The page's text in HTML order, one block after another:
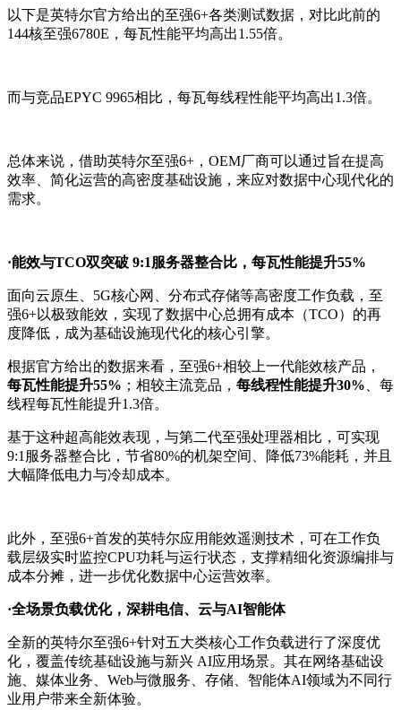
以下是英特尔官方给出的至强6+各类测试数据，对比此前的
144核至强6780E，每瓦性能平均高出1.55倍。
而与竞品EPYC 9965相比，每瓦每线程性能平均高出1.3倍。
总体来说，借助英特尔至强6+，OEM厂商可以通过旨在提高
效率、简化运营的高密度基础设施，来应对数据中心现代化的
需求。
·能效与TCO双突破 9:1服务器整合比，每瓦性能提升55%
面向云原生、5G核心网、分布式存储等高密度工作负载，至
强6+以极致能效，实现了数据中心总拥有成本（TCO）的再
度降低，成为基础设施现代化的核心引擎。
根据官方给出的数据来看，至强6+相较上一代能效核产品，
每瓦性能提升55% ；相较主流竞品， 每线程性能提升30% 、每
线程每瓦性能提升1.3倍。
基于这种超高能效表现，与第二代至强处理器相比，可实现
9:1服务器整合比，节省80%的机架空间、降低73%能耗，并且
大幅降低电力与冷却成本。
此外，至强6+首发的英特尔应用能效遥测技术，可在工作负
载层级实时监控CPU功耗与运行状态，支撑精细化资源编排与
成本分摊，进一步优化数据中心运营效率。
·全场景负载优化，深耕电信、云与AI智能体
全新的英特尔至强6+针对五大类核心工作负载进行了深度优
化，覆盖传统基础设施与新兴 AI应用场景。其在网络基础设
施、媒体业务、Web与微服务、存储、智能体AI领域为不同行
业用户带来全新体验。